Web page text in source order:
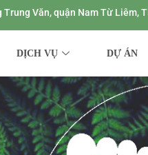
Văn, quận Nam Từ Liêm,
DỊCH VỤ DỰ ÁN